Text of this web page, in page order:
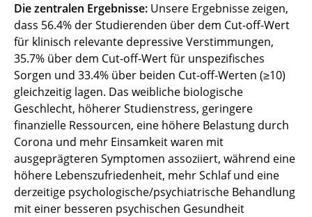
Die zentralen Ergebnisse: Unsere Ergebnisse zeigen,
dass 56.4% der Studierenden über dem Cut-off-Wert
für klinisch relevante depressive Verstimmungen,
35.7% über dem Cut-off-Wert für unspezifisches
Sorgen und 33.4% über beiden Cut-off-Werten (≥10)
gleichzeitig lagen. Das weibliche biologische
Geschlecht, höherer Studienstress, geringere
finanzielle Ressourcen, eine höhere Belastung durch
Corona und mehr Einsamkeit waren mit
ausgeprägteren Symptomen assoziiert, während eine
höhere Lebenszufriedenheit, mehr Schlaf und eine
derzeitige psychologische/psychiatrische Behandlung
mit einer besseren psychischen Gesundheit